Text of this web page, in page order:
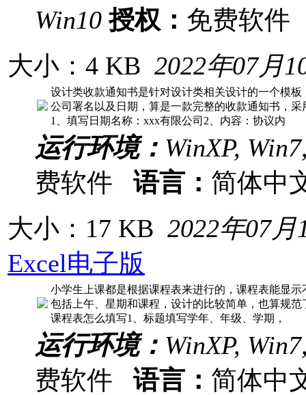
Win10 授权： 免费软
大小：4 KB 2022年07月
设计类收款通知书是针对设计类相关设计的一个模
公司署名以及日期，算是一款完整的收款通知书，
1、填写日期名称：xxx有限公司2、内容：协议内
运行环境： WinXP,
费软件 语言： 简体中
大小：17 KB 2022年07月
Excel电子版
小学生上课都是根据课程表来进行的，课程表能显
包括上午、星期和课程，设计的比较简单，也算规
课程表怎么填写1、标题填写学年、年级、学期，
运行环境： WinXP,
费软件 语言： 简体中